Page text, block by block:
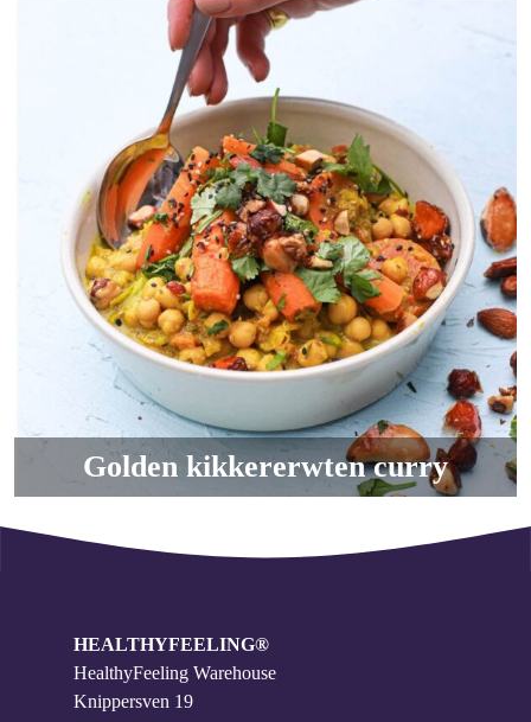
Golden kikkererwten curry
HEALTHYFEELING®
HealthyFeeling Warehouse
Knippersven 19